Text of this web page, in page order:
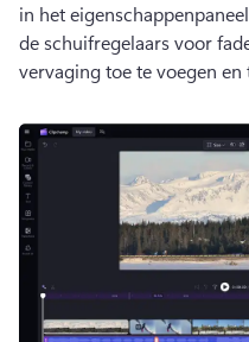
in het
de schuifregelaars voor
vervaging toe te voegen en